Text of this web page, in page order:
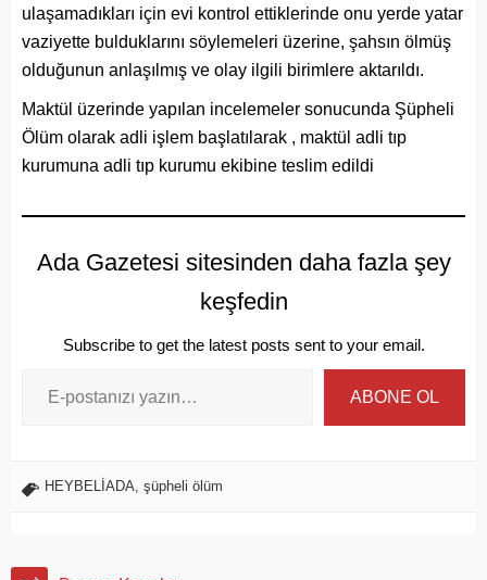
ulaşamadıkları için evi kontrol ettiklerinde onu yerde yatar
vaziyette bulduklarını söylemeleri üzerine, şahsın ölmüş
olduğunun anlaşılmış ve olay ilgili birimlere aktarıldı.
Maktül üzerinde yapılan incelemeler sonucunda Şüpheli
Ölüm olarak adli işlem başlatılarak , maktül adli tıp
kurumuna adli tıp kurumu ekibine teslim edildi
Ada Gazetesi sitesinden daha fazla şey
keşfedin
Subscribe to get the latest posts sent to your email.
ABONE OL
HEYBELİADA, şüpheli ölüm